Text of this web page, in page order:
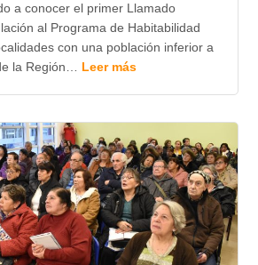
a conocer el primer Llamado
al Programa de Habitabilidad
con una población inferior a
la Región… Leer más